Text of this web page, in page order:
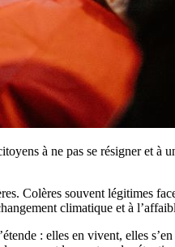
à ne pas se résigner et à
Colères souvent légitimes
climatique et à
: elles en vivent, elles